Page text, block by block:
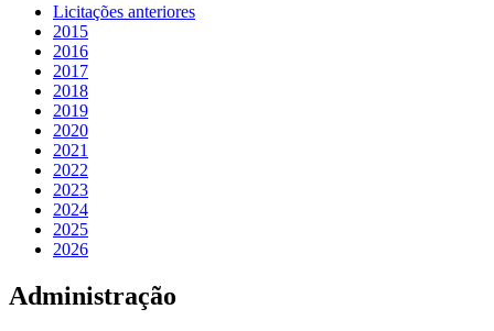
Licitações anteriores
2015
2016
2017
2018
2019
2020
2021
2022
2023
2024
2025
2026
Administração